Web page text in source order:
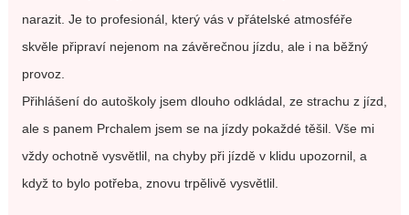
narazit. Je to profesionál, který vás v přátelské atmosféře
skvěle připraví nejenom na závěrečnou jízdu, ale i na běžný
provoz.
Přihlášení do autoškoly jsem dlouho odkládal, ze strachu z jízd,
ale s panem Prchalem jsem se na jízdy pokaždé těšil. Vše mi
vždy ochotně vysvětlil, na chyby při jízdě v klidu upozornil, a
když to bylo potřeba, znovu trpělivě vysvětlil.